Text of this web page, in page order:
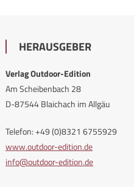
HERAUSGEBER
Verlag Outdoor-Edition
Am Scheibenbach 28
D-87544 Blaichach im Allgäu
Telefon: +49 (0)8321 6755929
www.outdoor-edition.de
info@outdoor-edition.de